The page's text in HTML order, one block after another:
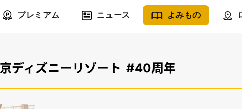
プレミアム ニュース よみもの
ディズニーリゾート #40周年